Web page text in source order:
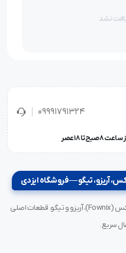
نشد
09991791324
تا ۱۸ عصر
خرید لوازم یدکی MVM و مدیران خودرو، فونیکس (Fownix)، آریزو و تیگو. قطعات اصلی